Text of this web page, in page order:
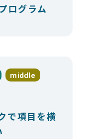
ログラム
middle
で項目を横